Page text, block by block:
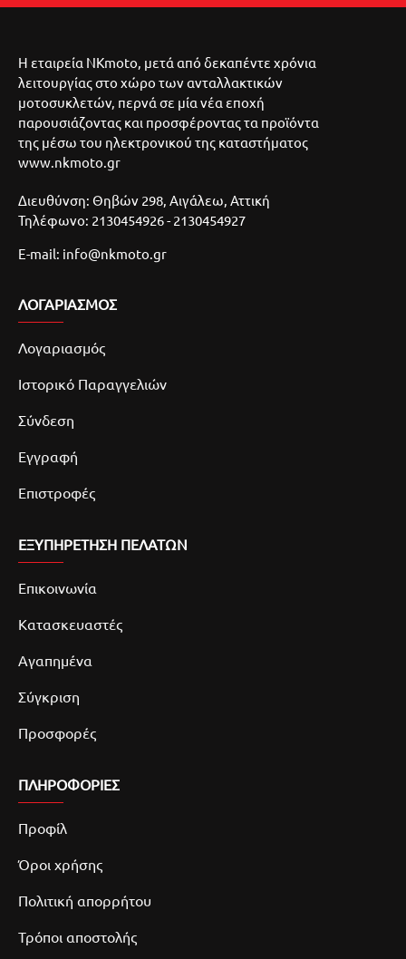
Η εταιρεία NKmoto, μετά από δεκαπέντε χρόνια
λειτουργίας στο χώρο των ανταλλακτικών
μοτοσυκλετών, περνά σε μία νέα εποχή
παρουσιάζοντας και προσφέροντας τα προϊόντα
της μέσω του ηλεκτρονικού της καταστήματος
www.nkmoto.gr
Διευθύνση: Θηβών 298, Αιγάλεω, Αττική
Τηλέφωνο: 2130454926 - 2130454927
E-mail: info@nkmoto.gr
ΛΟΓΑΡΙΑΣΜΌΣ
Λογαριασμός
Ιστορικό Παραγγελιών
Σύνδεση
Εγγραφή
Επιστροφές
ΕΞΥΠΗΡΕΤΗΣΗ ΠΕΛΑΤΩΝ
Επικοινωνία
Κατασκευαστές
Αγαπημένα
Σύγκριση
Προσφορές
ΠΛΗΡΟΦΟΡΙΕΣ
Προφίλ
Όροι χρήσης
Πολιτική απορρήτου
Τρόποι αποστολής